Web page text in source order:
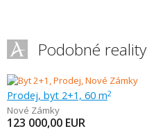
Podobné reality
Prodej, byt 2+1, 60 m2
Nové Zámky
123 000,00 EUR